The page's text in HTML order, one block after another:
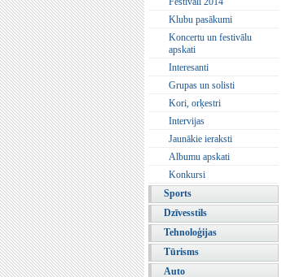
Klubu pasākumi
Koncertu un festivālu
apskati
Interesanti
Grupas un solisti
Kori, orķestri
Intervijas
Jaunākie ieraksti
Albumu apskati
Konkursi
Sports
Dzīvesstils
Tehnoloģijas
Tūrisms
Auto